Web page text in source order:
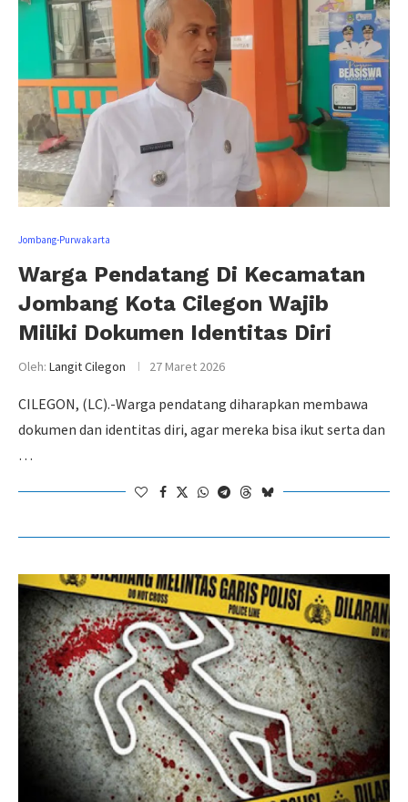
Jombang-Purwakarta
Warga Pendatang Di Kecamatan
Jombang Kota Cilegon Wajib
Miliki Dokumen Identitas Diri
Oleh: Langit Cilegon 27 Maret 2026
CILEGON, (LC).-Warga pendatang diharapkan membawa
dokumen dan identitas diri, agar mereka bisa ikut serta dan
…